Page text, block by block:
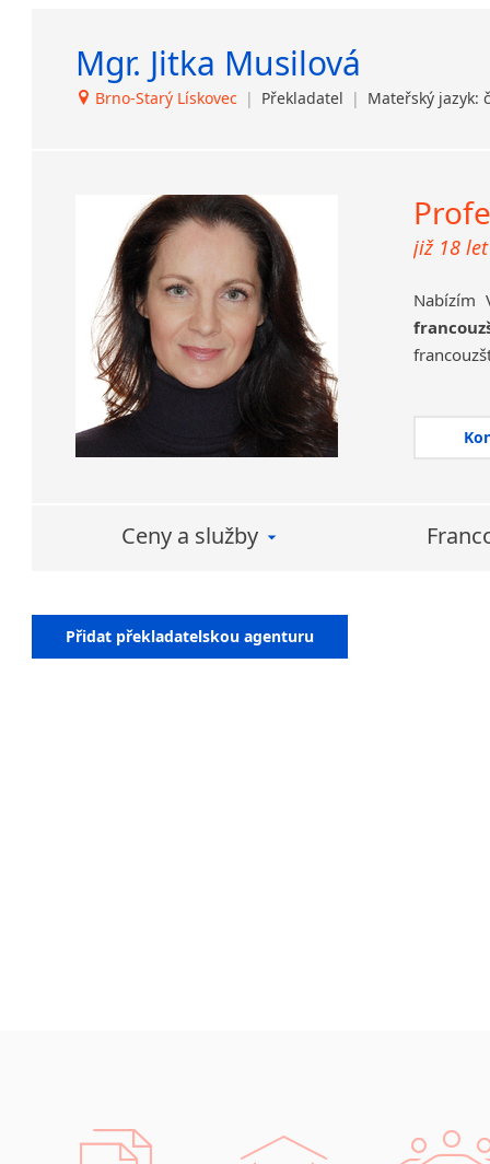
Mgr. Jitka Musilová
Brno-Starý Lískovec | Překladatel | Mateřský jazyk:
již 18
Nabízím
překlad
Rovněž
Ceny a služby
Přidat překladatelskou agenturu